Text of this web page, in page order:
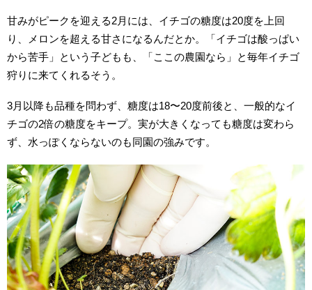
甘みがピークを迎える2月には、イチゴの糖度は20度を上回
り、メロンを超える甘さになるんだとか。「イチゴは酸っぱい
から苦手」という子どもも、「ここの農園なら」と毎年イチゴ
狩りに来てくれるそう。
3月以降も品種を問わず、糖度は18〜20度前後と、一般的なイ
チゴの2倍の糖度をキープ。実が大きくなっても糖度は変わら
ず、水っぽくならないのも同園の強みです。